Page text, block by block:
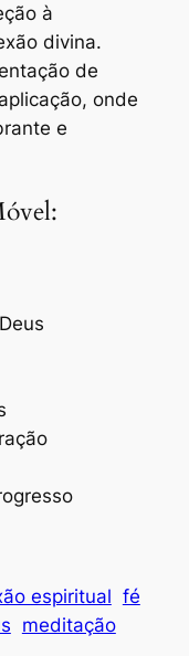
à
divina.
de
onde
e
espiritual fé
meditação